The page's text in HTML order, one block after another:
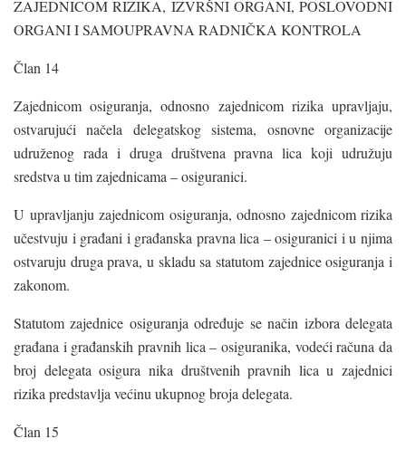
ZAJEDNICOM RIZIKA, IZVRŠNI ORGANI, POSLOVODNI
ORGANI I SAMOUPRAVNA RADNIČKA KONTROLA
Član 14
Zajednicom osiguranja, odnosno zajednicom rizika upravljaju,
ostvarujući načela delegatskog sistema, osnovne organizacije
udruženog rada i druga društvena pravna lica koji udružuju
sredstva u tim zajednicama – osiguranici.
U upravljanju zajednicom osiguranja, odnosno zajednicom rizika
učestvuju i građani i građanska pravna lica – osiguranici i u njima
ostvaruju druga prava, u skladu sa statutom zajednice osiguranja i
zakonom.
Statutom zajednice osiguranja određuje se način izbora delegata
građana i građanskih pravnih lica – osiguranika, vodeći računa da
broj delegata osigura nika društvenih pravnih lica u zajednici
rizika predstavlja većinu ukupnog broja delegata.
Član 15